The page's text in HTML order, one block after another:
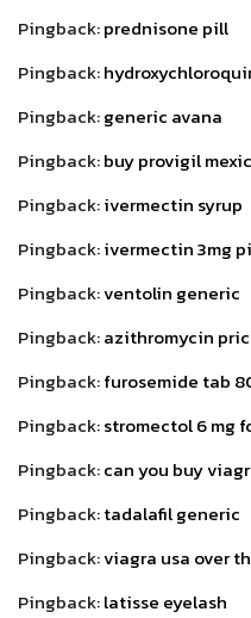
Pingback:prednisone pill
Pingback:
Pingback:generic avana
Pingback:buy provigil
Pingback:ivermectin syrup
Pingback:ivermectin 3mg
Pingback:ventolin generic
Pingback:azithromycin
Pingback:furosemide tab
Pingback:stromectol 6 mg
Pingback:can you buy
Pingback:tadalafil generic
Pingback:viagra usa over
Pingback:latisse eyelash